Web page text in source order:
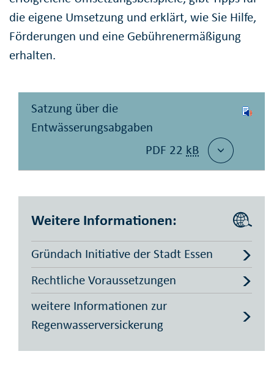
die eigene Umsetzung und erklärt, wie Sie Hilfe,
Förderungen und eine Gebührenermäßigung
erhalten.
Satzung über die
Entwässerungsabgaben
PDF 22 kB
Weitere Informationen:
Gründach Initiative der Stadt Essen
Rechtliche Voraussetzungen
weitere Informationen zur
Regenwasserversickerung